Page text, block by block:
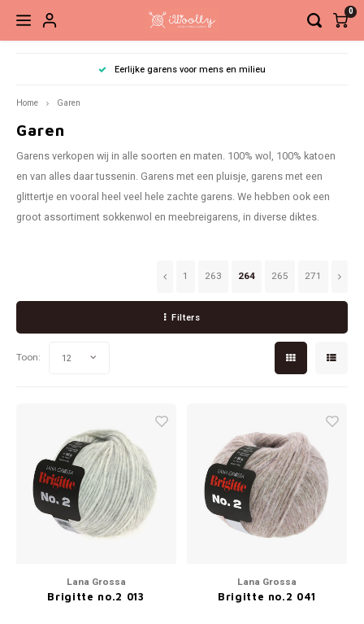
Hoofdmenu / garen
Sokkenwol
Babygaren
Meebreigaren
Hoofdmenu / brei- en haaknaalden
Breinaalden
Haaknaalden
Overige naalden
Hoofdmenu / patronen
Boeken
Tijdschriften
Losse patronen
Hoofdmenu / accessoires
Brei- en haakaccessoires
Kant-en-klare sokken
Ogen, neuzen, belletjes etc.
Hoofdmenu / fournituren
Elastiek en band
Knippen en snijden
Knopen en sluitingen
Naaigaren
Spelden en vastmaken
Overige fournituren
Hoofdmenu / pakketten
Haken
Breien
Hoofdmenu / sale
Garen
0
Eerlijke garens voor mens en milieu
Home Garen
Garen
Garens verkopen wij in alle soorten en maten. 100% wol, 100% katoen
en van alles daar tussenin. Garens met een pluisje, garens met een
glittertje en vooral heel veel hele zachte garens. We hebben ook een
groot assortiment sokkenwol en meebreigarens, in diverse diktes.
Filters
1 263 264 265 271
Toon: 12
Lana Grossa
Brigitte no.2 013
Lana Grossa
Brigitte no.2 041